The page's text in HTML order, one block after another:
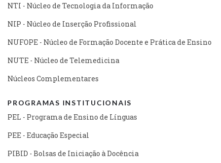
NTI - Núcleo de Tecnologia da Informação
NIP - Núcleo de Inserção Profissional
NUFOPE - Núcleo de Formação Docente e Prática de Ensino
NUTE - Núcleo de Telemedicina
Núcleos Complementares
PROGRAMAS INSTITUCIONAIS
PEL - Programa de Ensino de Línguas
PEE - Educação Especial
PIBID - Bolsas de Iniciação à Docência